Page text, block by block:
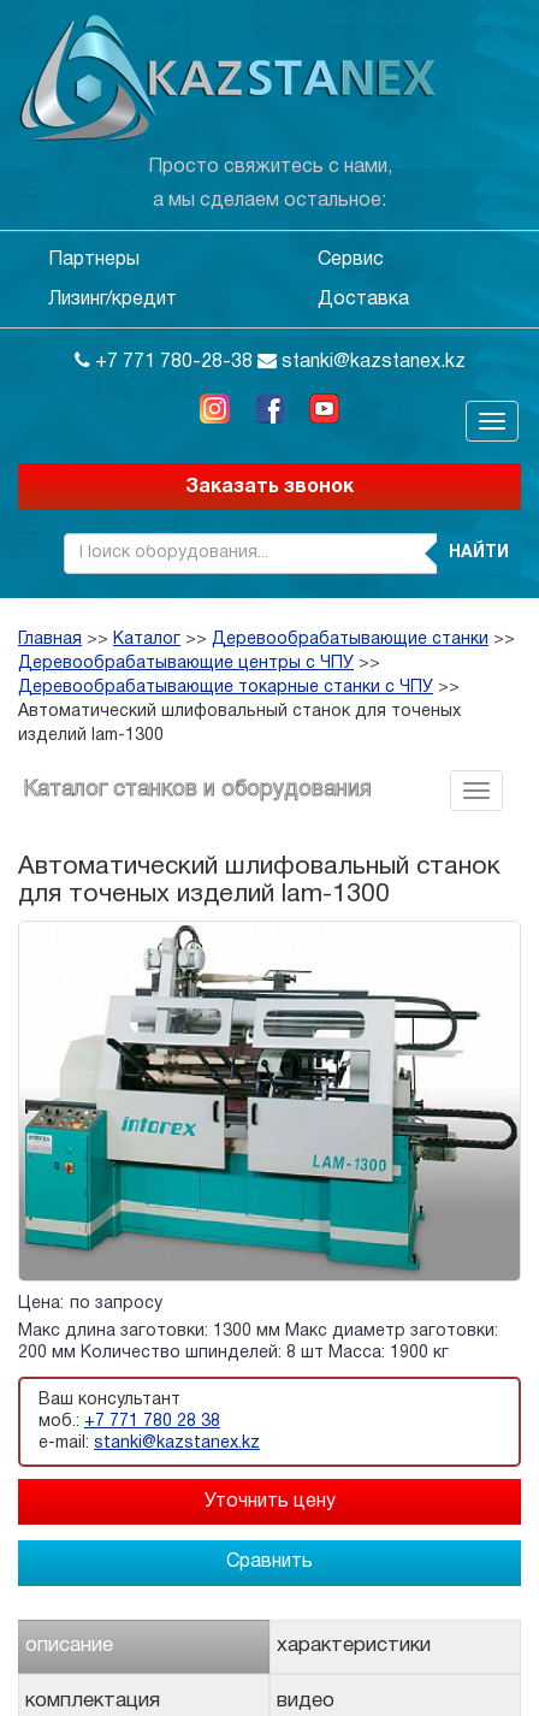
Просто свяжитесь с нами,
а мы сделаем остальное:
Партнеры Сервис
Лизинг/кредит Доставка
+7 771 780-28-38 stanki@kazstanex.kz
Заказать звонок
НАЙТИ
Главная >> Каталог >> Деревообрабатывающие станки >>
Деревообрабатывающие центры с ЧПУ >>
Деревообрабатывающие токарные станки с ЧПУ >>
Автоматический шлифовальный станок для точеных
изделий lam-1300
Каталог станков и оборудования
Автоматический шлифовальный станок
для точеных изделий lam-1300
Цена:
по запросу
Макс длина заготовки: 1300 мм Макс диаметр заготовки:
200 мм Количество шпинделей: 8 шт Масса: 1900 кг
Ваш консультант
моб.: +7 771 780 28 38
e-mail: stanki@kazstanex.kz
Сравнить
описание характеристики
комплектация видео